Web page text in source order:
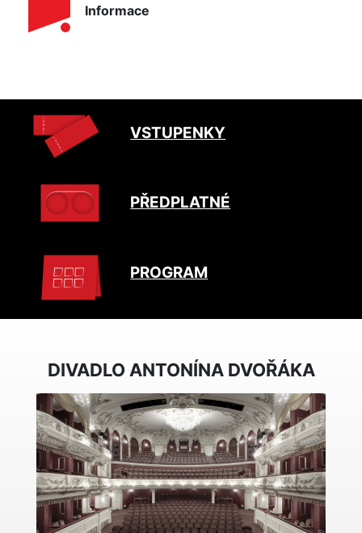
Informace
VSTUPENKY
PŘEDPLATNÉ
PROGRAM
DIVADLO ANTONÍNA DVOŘÁKA